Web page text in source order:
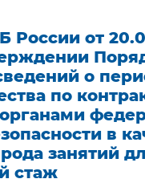
России от
о
по
в
занятий
стаж